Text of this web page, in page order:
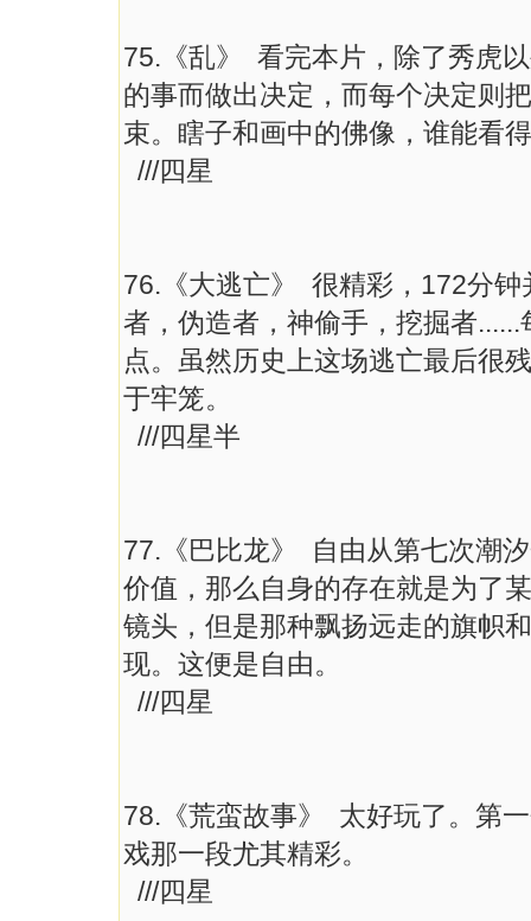
75.《乱》 看完本片，除了秀虎
的事而做出决定，而每个决定则
束。瞎子和画中的佛像，谁能看
///四星
76.《大逃亡》 很精彩，172分
者，伪造者，神偷手，挖掘者
点。虽然历史上这场逃亡最后很
于牢笼。
///四星半
77.《巴比龙》 自由从第七次潮
价值，那么自身的存在就是为了
镜头，但是那种飘扬远走的旗帜
现。这便是自由。
///四星
78.《荒蛮故事》 太好玩了。第
戏那一段尤其精彩。
///四星